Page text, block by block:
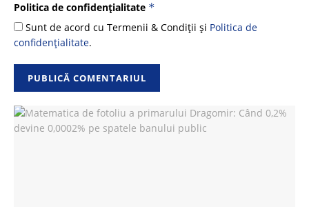
Politica de confidențialitate *
Sunt de acord cu Termenii & Condiții și Politica de
confidențialitate.